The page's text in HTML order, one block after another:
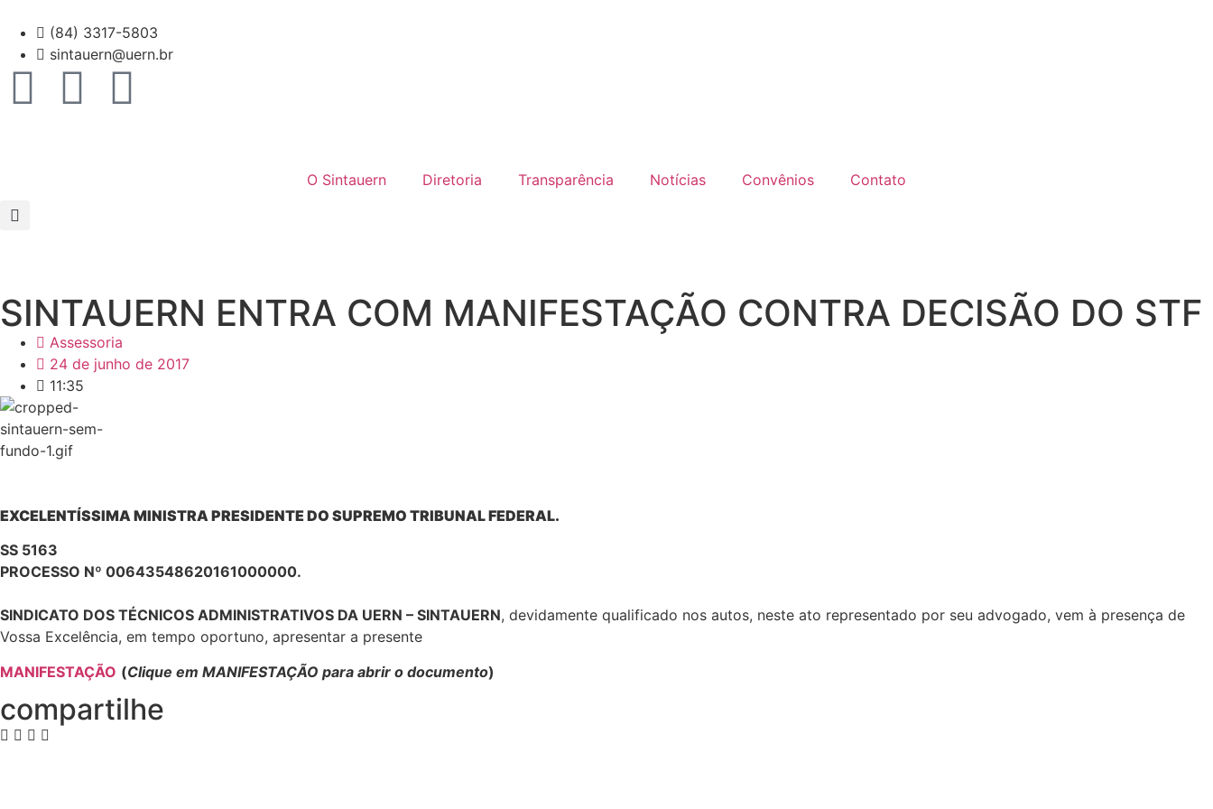
(84) 3317-5803
sintauern@uern.br
O Sintauern Diretoria Transparência Notícias Convênios Contato
SINTAUERN ENTRA COM MANIFESTAÇÃO CONTRA DECISÃO DO STF
Assessoria
24 de junho de 2017
11:35
EXCELENTÍSSIMA MINISTRA PRESIDENTE DO SUPREMO TRIBUNAL FEDERAL.
SS 5163
PROCESSO Nº 00643548620161000000.
SINDICATO DOS TÉCNICOS ADMINISTRATIVOS DA UERN – SINTAUERN, devidamente qualificado nos autos, neste ato representado por seu advogado, vem à presença de
Vossa Excelência, em tempo oportuno, apresentar a presente
MANIFESTAÇÃO (Clique em MANIFESTAÇÃO para abrir o documento)
compartilhe